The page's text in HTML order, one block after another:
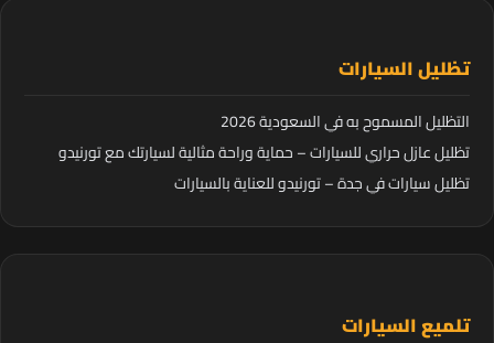
تظليل السيارات
التظليل المسموح به في السعودية 2026
تظليل عازل حراري للسيارات – حماية وراحة مثالية لسيارتك مع تورنيدو
تظليل سيارات في جدة – تورنيدو للعناية بالسيارات
تلميع السيارات